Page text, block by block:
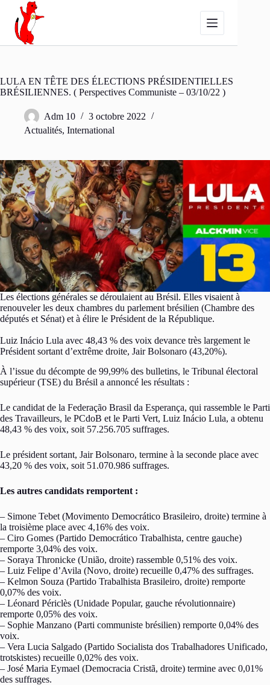
Passer
contenu
LULA EN TÊTE DES ÉLECTIONS PRÉSIDENTIELLES
BRÉSILIENNES. ( Perspectives Communiste – 03/10/22 )
Adm 10
3 octobre 2022
Actualités, International
Les élections générales se déroulaient au Brésil. Elles visaient à
renouveler les deux chambres du parlement brésilien (Chambre des
députés et Sénat) et à élire le Président de la République.
Luiz Inácio Lula avec 48,43 % des voix devance très largement le
Président sortant d’extrême droite, Jair Bolsonaro (43,20%).
À l’issue du décompte de 99,99% des bulletins, le Tribunal électoral
supérieur (TSE) du Brésil a annoncé les résultats :
Le candidat de la Federação Brasil da Esperança, qui rassemble le Parti
des Travailleurs, le PCdoB et le Parti Vert, Luiz Inácio Lula, a obtenu
48,43 % des voix, soit 57.256.705 suffrages.
Le président sortant, Jair Bolsonaro, termine à la seconde place avec
43,20 % des voix, soit 51.070.986 suffrages.
Les autres candidats remportent :
– Simone Tebet (Movimento Democrático Brasileiro, droite) termine à
la troisième place avec 4,16% des voix.
– Ciro Gomes (Partido Democrático Trabalhista, centre gauche)
remporte 3,04% des voix.
– Soraya Thronicke (União, droite) rassemble 0,51% des voix.
– Luiz Felipe d’Avila (Novo, droite) recueille 0,47% des suffrages.
– Kelmon Souza (Partido Trabalhista Brasileiro, droite) remporte
0,07% des voix.
– Léonard Périclès (Unidade Popular, gauche révolutionnaire)
remporte 0,05% des voix.
– Sophie Manzano (Parti communiste brésilien) remporte 0,04% des
voix.
– Vera Lucia Salgado (Partido Socialista dos Trabalhadores Unificado,
trotskistes) recueille 0,02% des voix.
– José Maria Eymael (Democracia Cristã, droite) termine avec 0,01%
des suffrages.